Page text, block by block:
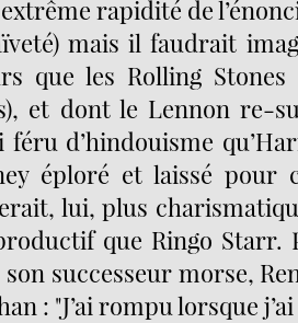
rapidité de
mais il faudrait
que les Rolling
et dont le Lennon re-
féru d’hindouisme
éploré et laissé pour
lui, plus
que Ringo Starr.
successeur morse,
: "J’ai rompu lorsque